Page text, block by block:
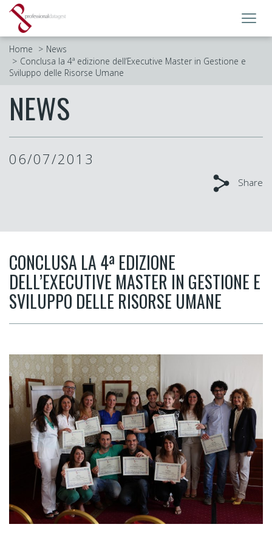
Home
News
Conclusa la 4ª edizione dell’Executive Master in Gestione e
Sviluppo delle Risorse Umane
NEWS
06/07/2013
Share
CONCLUSA LA 4ª EDIZIONE
DELL’EXECUTIVE MASTER IN GESTIONE E
SVILUPPO DELLE RISORSE UMANE